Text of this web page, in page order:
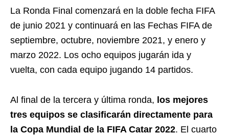
La Ronda Final comenzará en la doble fecha FIFA
de junio 2021 y continuará en las Fechas FIFA de
septiembre, octubre, noviembre 2021, y enero y
marzo 2022. Los ocho equipos jugarán ida y
vuelta, con cada equipo jugando 14 partidos.
Al final de la tercera y última ronda, los mejores
tres equipos se clasificarán directamente para
la Copa Mundial de la FIFA Catar 2022. El cuarto